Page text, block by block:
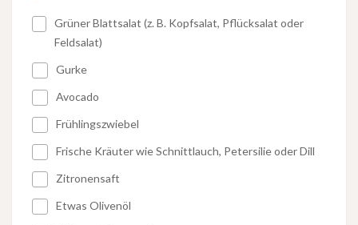
Grüner Blattsalat (z. B. Kopfsalat, Pflücksalat oder
Feldsalat)
Gurke
Avocado
Frühlingszwiebel
Frische Kräuter wie Schnittlauch, Petersilie oder Dill
Zitronensaft
Etwas Olivenöl